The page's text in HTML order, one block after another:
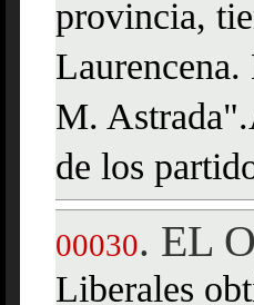
provincia,
M.
de los
00030. EL
Liberales